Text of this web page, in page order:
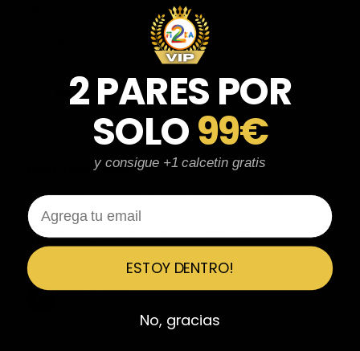
parecen de marcas verdaderas. Entrega súper rápida, embalaje
perfecto y con el detalle de los calcetines contentísima. Sin duda
Fernando Aranda Morales
Reseña en Trustpilot
★
ESPECTACULARES
modelo elegido, empaquetado perfecto con caja original y
embolsado, zapas de altísima calidad y acabados top. Air Max y
Travis Scott espectaculares. Recomendable 100%.
Javier Victorio
2 PARES POR
SOLO99€
y consigue +1 calcetin gratis
Email
ESTOY DENTRO!
No, gracias